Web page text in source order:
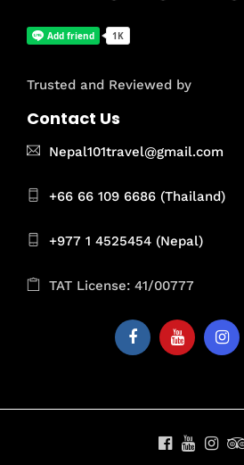
Trusted and Reviewed by
Contact Us
Nepal101travel@gmail.com
+66 66 109 6686 (Thailand)
+977 1 4525454 (Nepal)
TAT License: 41/00777